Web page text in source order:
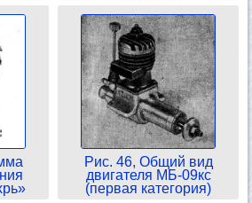
Рис. 46, Общий вид
двигателя МБ-09кс
(первая категория)